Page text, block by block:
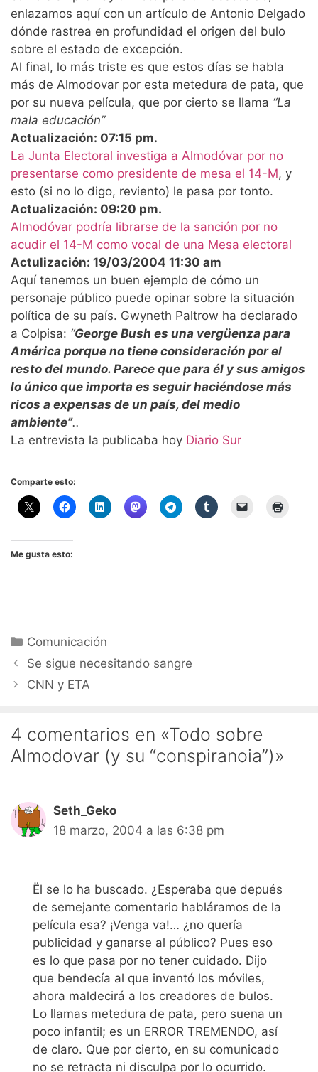
enlazamos aquí con un artículo de Antonio Delgado
dónde rastrea en profundidad el origen del bulo
sobre el estado de excepción.
Al final, lo más triste es que estos días se habla
más de Almodovar por esta metedura de pata, que
por su nueva película, que por cierto se llama “La
mala educación”
Actualización: 07:15 pm.
La Junta Electoral investiga a Almodóvar por no
presentarse como presidente de mesa el 14-M, y
esto (si no lo digo, reviento) le pasa por tonto.
Actualización: 09:20 pm.
Almodóvar podría librarse de la sanción por no
acudir el 14-M como vocal de una Mesa electoral
Actulización: 19/03/2004 11:30 am
Aquí tenemos un buen ejemplo de cómo un
personaje público puede opinar sobre la situación
política de su país. Gwyneth Paltrow ha declarado
a Colpisa: “George Bush es una vergüenza para
América porque no tiene consideración por el
resto del mundo. Parece que para él y sus amigos
lo único que importa es seguir haciéndose más
ricos a expensas de un país, del medio
ambiente”..
La entrevista la publicaba hoy Diario Sur
Comparte esto:
Me gusta esto:
Categorías
Comunicación
Se sigue necesitando sangre
CNN y ETA
4 comentarios en «Todo sobre
Almodovar (y su “conspiranoia”)»
Seth_Geko
18 marzo, 2004 a las 6:38 pm
Ël se lo ha buscado. ¿Esperaba que depués
de semejante comentario habláramos de la
película esa? ¡Venga va!… ¿no quería
publicidad y ganarse al público? Pues eso
es lo que pasa por no tener cuidado. Dijo
que bendecía al que inventó los móviles,
ahora maldecirá a los creadores de bulos.
Lo llamas metedura de pata, pero suena un
poco infantil; es un ERROR TREMENDO, así
de claro. Que por cierto, en su comunicado
no se retracta ni disculpa por lo ocurrido.